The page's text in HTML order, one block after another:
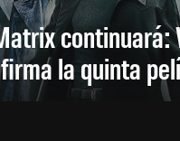
continuará:
la quinta